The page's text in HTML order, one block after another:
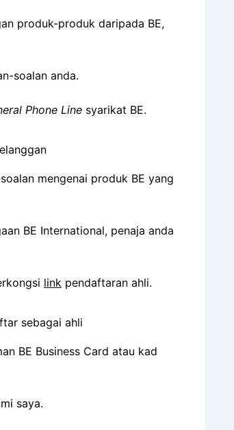
produk-produk daripada BE,
soalan anda.
Phone Line syarikat BE.
mengenai produk BE yang
BE International, penaja anda
link pendaftaran ahli.
BE Business Card atau kad
saya.